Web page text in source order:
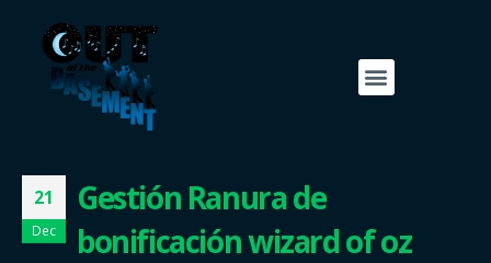
21
Dec
Gestión Ranura de
bonificación wizard of oz